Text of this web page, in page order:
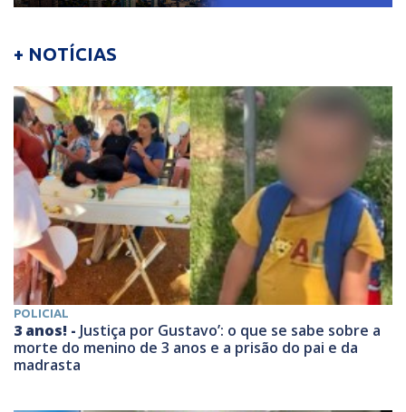
+ NOTÍCIAS
POLICIAL
3 anos! - Justiça por Gustavo’: o que se sabe sobre a
morte do menino de 3 anos e a prisão do pai e da
madrasta